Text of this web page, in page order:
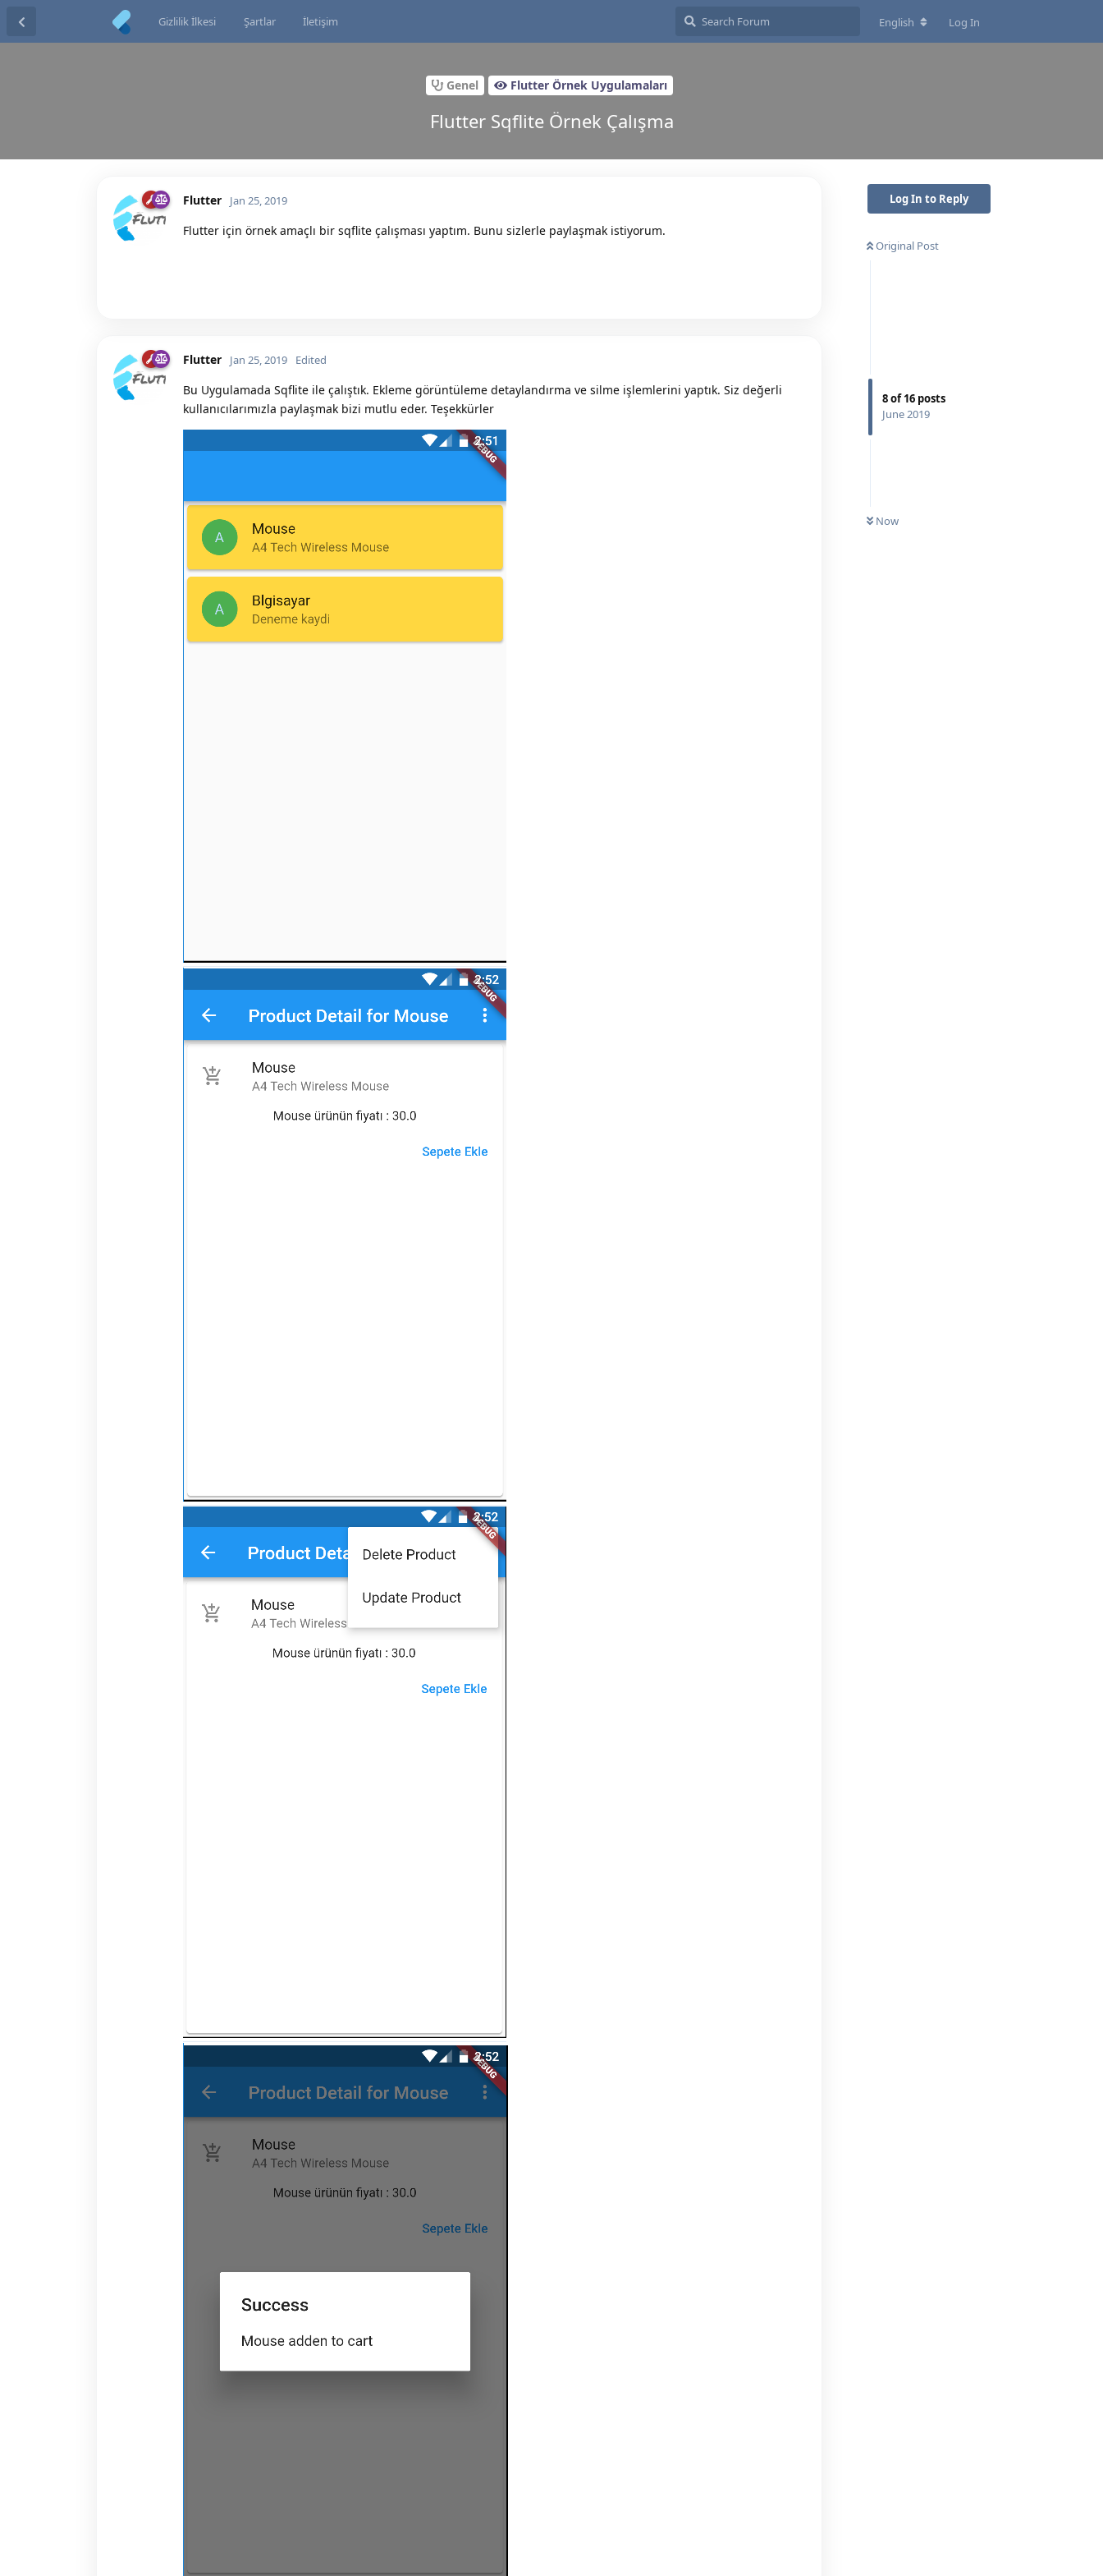
Gizlilik İlkesi Şartlar İletişim English Log In
Genel Flutter Örnek Uygulamaları
Flutter Sqflite Örnek Çalışma
Log In to Reply
Original Post
8of16 posts
June 2019
Now
Flutter Jan 25, 2019
Flutter için örnek amaçlı bir sqflite çalışması yaptım. Bunu sizlerle paylaşmak istiyorum.
Flutter Jan 25, 2019 Edited
Bu Uygulamada Sqflite ile çalıştık. Ekleme görüntüleme detaylandırma ve silme işlemlerini yaptık. Siz değerli
kullanıcılarımızla paylaşmak bizi mutlu eder. Teşekkürler